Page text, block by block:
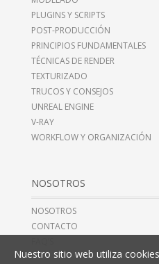
PLUGINS Y SCRIPTS
POST-PRODUCCIÓN
PRINCIPIOS FUNDAMENTALES
TÉCNICAS DE RENDER
TEXTURIZADO
TRUCOS Y CONSEJOS
UNREAL ENGINE
V-RAY
WORKFLOW Y ORGANIZACIÓN
NOSOTROS
NOSOTROS
CONTACTO
Nuestro sitio web utiliza